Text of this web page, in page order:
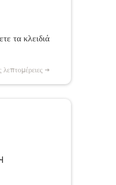
τα κλειδιά
λεπτομέρειες →
500 с